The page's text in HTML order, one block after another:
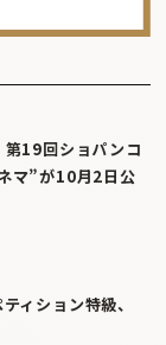
第19回ショパンコ
マ”が10月2日公
ィション特級、